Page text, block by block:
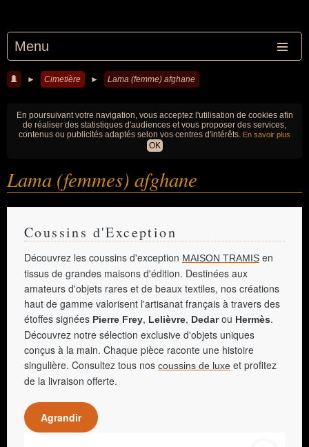
Menu
► Cimetière ► Lama (femme) afghane
En poursuivant votre navigation, vous acceptez l'utilisation de cookies afin
de réaliser des statistiques d'audiences et vous proposer des services,
contenus ou publicités adaptés selon vos centres d'intérêts. En savoir plus
OK
Lama (femmes) afghane
Coussins d'Exception
Découvrez les coussins d'exception MAISON TRAMIS en
tissus de grandes maisons d'édition. Destinées aux
amateurs d'objets rares et de beaux textiles, nos créations
haut de gamme valorisent l'artisanat français à travers des
étoffes signées Pierre Frey, Lelièvre, Dedarou Hermès.
Découvrez notre sélection exclusive d'objets uniques
conçus à la main. Chaque pièce raconte une histoire
singulière. Consultez tous nos coussins de luxe et profitez
de la livraison offerte.
Agrandir